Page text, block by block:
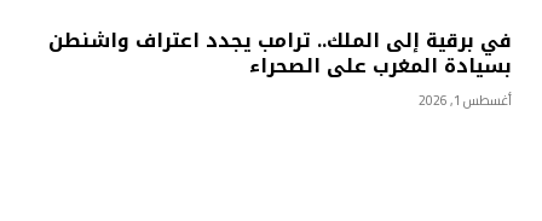
في برقية إلى الملك.. ترامب يجدد اعتراف واشنطن
بسيادة المغرب على الصحراء
أغسطس 1, 2026